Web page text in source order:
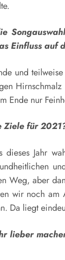
Einfluss auf
und
Ende nur
Ziele für
dieses Jahr
Weg, aber
wir noch am
Da liegt
lieber